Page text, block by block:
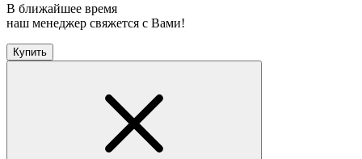
В ближайшее время
наш менеджер свяжется с Вами!
Купить